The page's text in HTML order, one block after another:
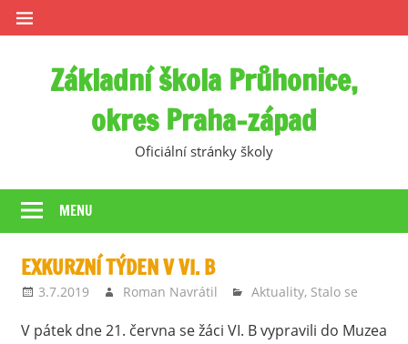
Skip
to
Základní škola Průhonice,
okres Praha-západ
Oficiální stránky školy
MENU
EXKURZNÍ TÝDEN V VI. B
3.7.2019 Roman Navrátil Aktuality, Stalo se
V pátek dne 21. června se žáci VI. B vypravili do Muzea